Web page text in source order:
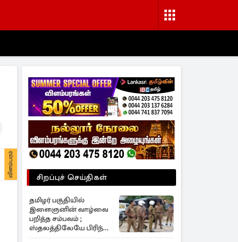
விளம்பரம் சிறப்புச் செய்திகள்
தமிழர் பகுதியில்
இளைஞனின் வாழ்வை
பறித்த சம்பவம் ;
ஸ்தலத்திலேயே பிரிந்த
உயிர்